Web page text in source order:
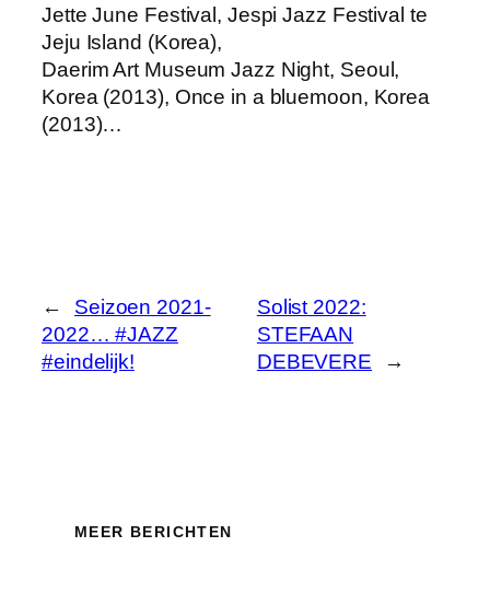
Jette June Festival, Jespi Jazz Festival te
Jeju Island (Korea),
Daerim Art Museum Jazz Night, Seoul,
Korea (2013), Once in a bluemoon, Korea
(2013)…
←
Seizoen 2021-
2022… #JAZZ
#eindelijk!
Solist 2022:
STEFAAN
DEBEVERE
→
MEER BERICHTEN